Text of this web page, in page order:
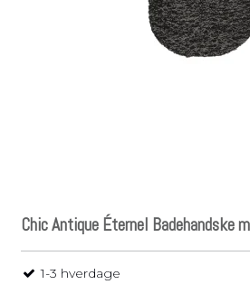
Chic Antique Éternel Badehandske
1-3 hverdage